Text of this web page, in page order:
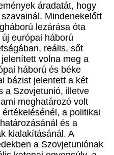
áradatát, hogy
Mindenekelőtt
lezárása óta
európai háború
reális, sőt
volna meg a
háború és béke
bázist jelentett a két
a Szovjetunió, illetve
meghatározó volt
a politikai
és a
kialakításánál. A
a Szovjetuniónak